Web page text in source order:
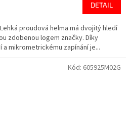
DETAIL
proudová helma má dvojitý hledí
zdobenou logem značky. Díky
mikrometrickému zapínání je...
Kód: 605925M02G